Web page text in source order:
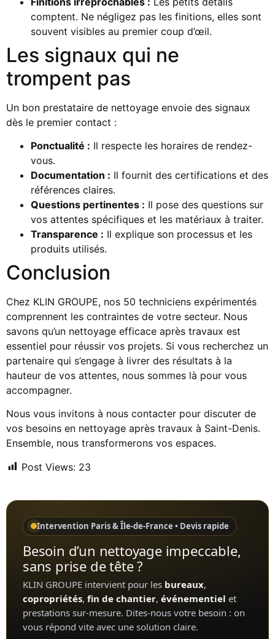
comptent. Ne négligez pas les finitions, elles sont
souvent visibles au premier coup d’œil.
Les signaux qui ne
trompent pas
Un bon prestataire de nettoyage envoie des signaux
dès le premier contact :
Ponctualité : Il respecte les horaires de rendez-
vous.
Documentation : Il fournit des certifications et des
références claires.
Questions pertinentes : Il pose des questions sur
vos attentes spécifiques et les matériaux à traiter.
Transparence : Il explique son processus et les
produits utilisés.
Conclusion
Chez KLIN GROUPE, nos 50 techniciens expérimentés
comprennent les contraintes de votre secteur. Nous
savons qu’un nettoyage efficace après travaux est
essentiel pour réussir vos projets. Si vous recherchez un
partenaire qui s’engage à livrer des résultats à la
hauteur de vos attentes, nous sommes là pour vous
accompagner.
Nous vous invitons à nous contacter pour discuter de
vos besoins en nettoyage après travaux à Saint-Denis.
Ensemble, nous transformerons vos espaces.
Post Views: 23
Intervention Paris & Île-de-France • Devis rapide
Besoin d’un nettoyage impeccable,
sans prise de tête ?
KLIN GROUPE intervient pour les bureaux,
copropriétés, fin de chantier, événementiel et
prestations sur-mesure. Dites-nous votre besoin : on
vous répond vite avec une solution claire.